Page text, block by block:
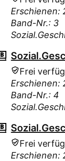
Erschienen:
Band-Nr.: 3
Frei
Erschienen:
Band-Nr.: 4
Frei
Erschienen: